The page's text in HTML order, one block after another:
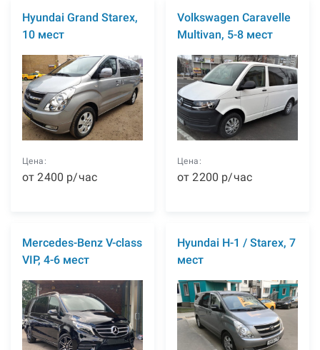
Hyundai Grand Starex,
10 мест
Цена:
от2400 р/час
Volkswagen Caravelle
Multivan, 5-8 мест
Цена:
от2200 р/час
Mercedes-Benz V-class
VIP, 4-6 мест
Hyundai H-1 / Starex, 7
мест